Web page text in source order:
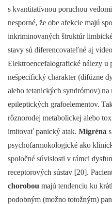
s kvantitatívnou poruchou
nesporné, že obe afekcie majú
inkriminovaných štruktúr
stavy sú diferencovateľné aj
Elektroencefalografické nálezy u
nešpecifický charakter (difúzne
alebo tetanických syndrómov)
epileptických grafoelementov.
rôznorodej metabolickej alebo
imitovať panický atak. Migréna
psychofarmokologické ako
spoločné súvislosti v rámci
receptorových sústav [20].
chorobou majú tendenciu ku
podobným (možno totožným)